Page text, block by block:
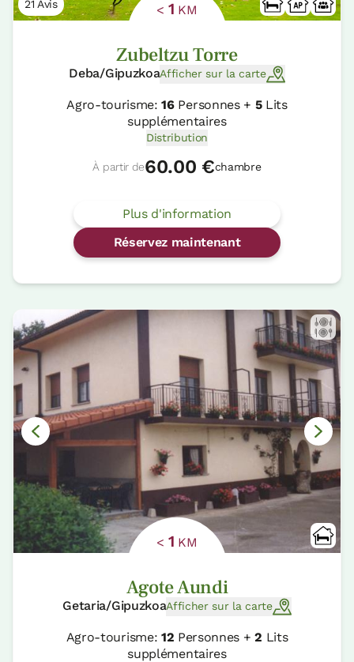
21 Avis < 1 KM
Zubeltzu Torre
Deba/GipuzkoaAfficher sur la carte
Agro-tourisme:16Personnes + 5Lits
supplémentaires
Distribution
À partir de60.00 €chambre
Plus d'information
Réservez maintenant
< 1 KM
Agote Aundi
Getaria/GipuzkoaAfficher sur la carte
Agro-tourisme: 12 Personnes +2 Lits
supplémentaires